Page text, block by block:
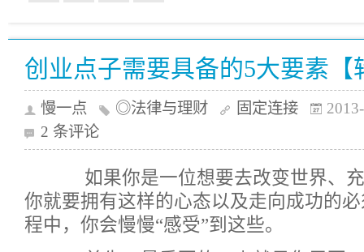
创业点子需要具备的5大要素【
慢一点 ◎法律与理财 固定连接
2 条评论
如果你是一位想要去改变世界、充
你就要拥有这样的心态以及走向成功的
程中，你会慢慢“感受”到这些。